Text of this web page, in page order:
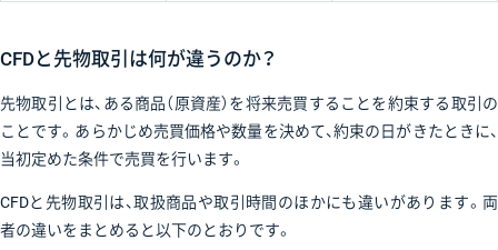
CFDと先物取引は何が違うのか？
先物取引とは、ある商品（原資産）を将来売買することを約束する取引の
ことです。あらかじめ売買価格や数量を決めて、約束の日がきたときに、
当初定めた条件で売買を行います。
CFDと先物取引は、取扱商品や取引時間のほかにも違いがあります。両
者の違いをまとめると以下のとおりです。